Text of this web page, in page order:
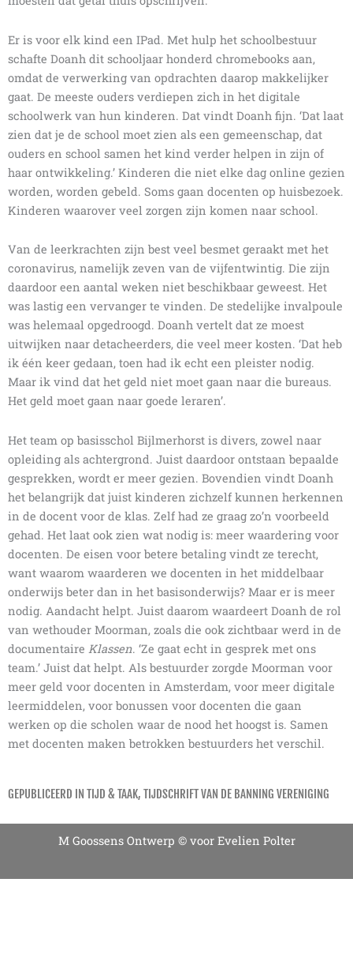
Er is voor elk kind een IPad. Met hulp het schoolbestuur
schafte Doanh dit schooljaar honderd chromebooks aan,
omdat de verwerking van opdrachten daarop makkelijker
gaat. De meeste ouders verdiepen zich in het digitale
schoolwerk van hun kinderen. Dat vindt Doanh fijn. ‘Dat laat
zien dat je de school moet zien als een gemeenschap, dat
ouders en school samen het kind verder helpen in zijn of
haar ontwikkeling.’ Kinderen die niet elke dag online gezien
worden, worden gebeld. Soms gaan docenten op huisbezoek.
Kinderen waarover veel zorgen zijn komen naar school.
Van de leerkrachten zijn best veel besmet geraakt met het
coronavirus, namelijk zeven van de vijfentwintig. Die zijn
daardoor een aantal weken niet beschikbaar geweest. Het
was lastig een vervanger te vinden. De stedelijke invalpoule
was helemaal opgedroogd. Doanh vertelt dat ze moest
uitwijken naar detacheerders, die veel meer kosten. ‘Dat heb
ik één keer gedaan, toen had ik echt een pleister nodig.
Maar ik vind dat het geld niet moet gaan naar die bureaus.
Het geld moet gaan naar goede leraren’.
Het team op basisschol Bijlmerhorst is divers, zowel naar
opleiding als achtergrond. Juist daardoor ontstaan bepaalde
gesprekken, wordt er meer gezien. Bovendien vindt Doanh
het belangrijk dat juist kinderen zichzelf kunnen herkennen
in de docent voor de klas. Zelf had ze graag zo’n voorbeeld
gehad. Het laat ook zien wat nodig is: meer waardering voor
docenten. De eisen voor betere betaling vindt ze terecht,
want waarom waarderen we docenten in het middelbaar
onderwijs beter dan in het basisonderwijs? Maar er is meer
nodig. Aandacht helpt. Juist daarom waardeert Doanh de rol
van wethouder Moorman, zoals die ook zichtbaar werd in de
documentaire Klassen. ‘Ze gaat echt in gesprek met ons
team.’ Juist dat helpt. Als bestuurder zorgde Moorman voor
meer geld voor docenten in Amsterdam, voor meer digitale
leermiddelen, voor bonussen voor docenten die gaan
werken op die scholen waar de nood het hoogst is. Samen
met docenten maken betrokken bestuurders het verschil.
GEPUBLICEERD IN TIJD & TAAK, TIJDSCHRIFT VAN DE BANNING VERENIGING
M Goossens Ontwerp © voor Evelien Polter